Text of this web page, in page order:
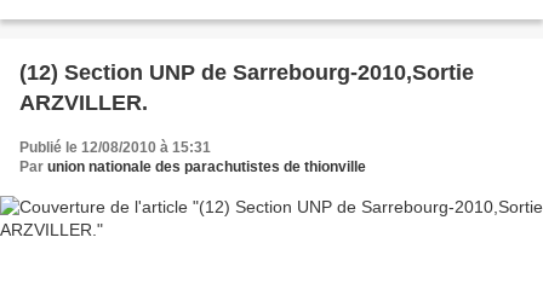
(12) Section UNP de Sarrebourg-2010,Sortie
ARZVILLER.
Publié le 12/08/2010 à 15:31
Par union nationale des parachutistes de thionville